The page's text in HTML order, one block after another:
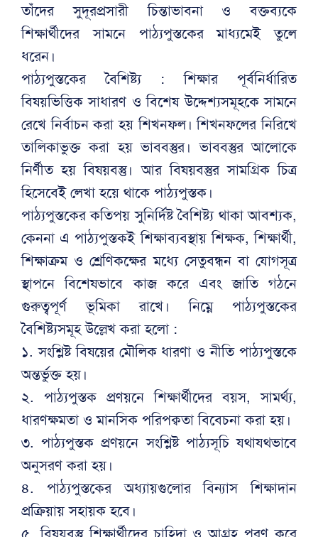
তাঁদের সুদূরপ্রসারী চিন্তাভাবনা ও বক্তব্যকে
শিক্ষার্থীদের সামনে পাঠ্যপুস্তকের মাধ্যমেই তুলে
ধরেন।
পাঠ্যপুস্তকের বৈশিষ্ট্য : শিক্ষার পূর্বনির্ধারিত
বিষয়ভিত্তিক সাধারণ ও বিশেষ উদ্দেশ্যসমূহকে সামনে
রেখে নির্বাচন করা হয় শিখনফল। শিখনফলের নিরিখে
তালিকাভুক্ত করা হয় ভাববস্তুর। ভাববস্তুর আলোকে
নির্ণীত হয় বিষয়বস্তু। আর বিষয়বস্তুর সামগ্রিক চিত্র
হিসেবেই লেখা হয়ে থাকে পাঠ্যপুস্তক।
পাঠ্যপুস্তকের কতিপয় সুনির্দিষ্ট বৈশিষ্ট্য থাকা আবশ্যক,
কেননা এ পাঠ্যপুস্তকই শিক্ষাব্যবস্থায় শিক্ষক, শিক্ষার্থী,
শিক্ষাক্রম ও শ্রেণিকক্ষের মধ্যে সেতুবন্ধন বা যোগসূত্র
স্থাপনে বিশেষভাবে কাজ করে এবং জাতি গঠনে
গুরুত্বপূর্ণ ভূমিকা রাখে। নিম্নে পাঠ্যপুস্তকের
বৈশিষ্ট্যসমূহ উল্লেখ করা হলো :
১. সংশ্লিষ্ট বিষয়ের মৌলিক ধারণা ও নীতি পাঠ্যপুস্তকে
অন্তর্ভুক্ত হয়।
২. পাঠ্যপুস্তক প্রণয়নে শিক্ষার্থীদের বয়স, সামর্থ্য,
ধারণক্ষমতা ও মানসিক পরিপক্বতা বিবেচনা করা হয়।
৩. পাঠ্যপুস্তক প্রণয়নে সংশ্লিষ্ট পাঠ্যসূচি যথাযথভাবে
অনুসরণ করা হয়।
৪. পাঠ্যপুস্তকের অধ্যায়গুলোর বিন্যাস শিক্ষাদান
প্রক্রিয়ায় সহায়ক হবে।
৫. বিষয়বস্তু শিক্ষার্থীদের চাহিদা ও আগ্রহ পূরণ করে